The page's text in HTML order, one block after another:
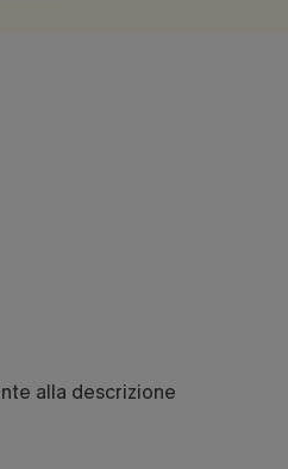
alla descrizione